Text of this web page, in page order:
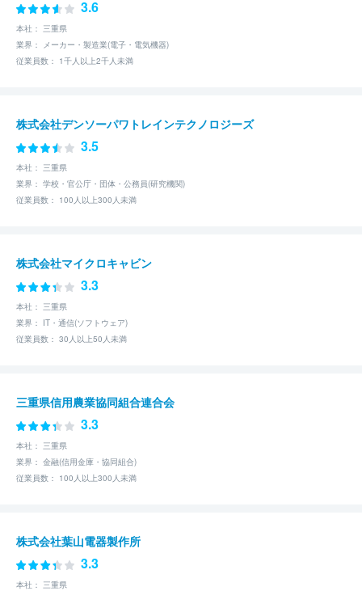
3.6
本社： 三重県
業界： メーカー・製造業(電子・電気機器)
従業員数： 1千人以上2千人未満
株式会社デンソーパワトレインテクノロジーズ
3.5
本社： 三重県
業界： 学校・官公庁・団体・公務員(研究機関)
従業員数： 100人以上300人未満
株式会社マイクロキャビン
3.3
本社： 三重県
業界： IT・通信(ソフトウェア)
従業員数： 30人以上50人未満
三重県信用農業協同組合連合会
3.3
本社： 三重県
業界： 金融(信用金庫・協同組合)
従業員数： 100人以上300人未満
株式会社葉山電器製作所
3.3
本社： 三重県